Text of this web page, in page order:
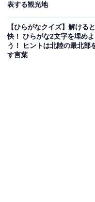
表する観光地
【ひらがなクイズ】解ける
快！ ひらがな2文字を埋めよ
う！ ヒントは北陸の最北部
す言葉